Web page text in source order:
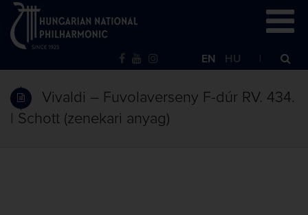
EN HU
Vivaldi – Fuvolaverseny F-dúr RV. 434.
| Schott (zenekari anyag)